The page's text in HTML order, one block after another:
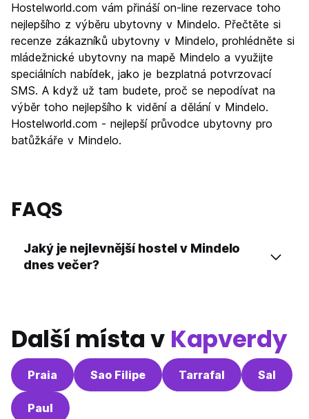
Hostelworld.com vám přináší on-line rezervace toho
nejlepšího z výběru ubytovny v Mindelo. Přečtěte si
recenze zákazníků ubytovny v Mindelo, prohlédněte si
mládežnické ubytovny na mapě Mindelo a využijte
speciálních nabídek, jako je bezplatná potvrzovací
SMS. A když už tam budete, proč se nepodívat na
výběr toho nejlepšího k vidění a dělání v Mindelo.
Hostelworld.com - nejlepší průvodce ubytovny pro
batůžkáře v Mindelo.
FAQS
Jaký je nejlevnější hostel v Mindelo
dnes večer?
Další místa v Kapverdy
Praia Sao Filipe Tarrafal Sal
Paul